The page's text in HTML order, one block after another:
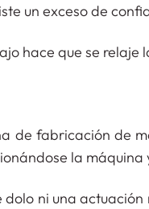
un exceso de
hace que se relaje
de fabricación de
la
dolo ni una